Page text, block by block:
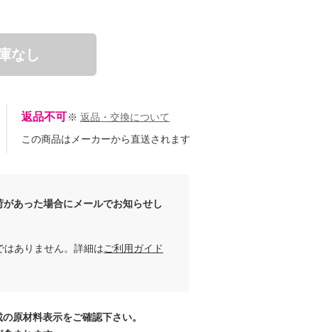
なし
返品不可 ※ 返品・交換について
この商品はメーカーから直送されます
あった場合にメールでお知らせし
ありません。詳細は ご利用ガイド
原材料表示をご確認下さい。